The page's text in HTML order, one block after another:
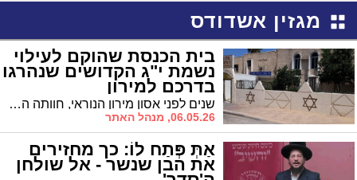
מגזין אשדודס
בית הכנסת שהוקם לעילוי
נשמת י"ג הקדושים שנהרגו
בדרכם למירון
שנים לפני אסון מירון הנוראי, חוותה העיר אשדוד אירוע מחריד הקשור אף הוא לנסיעה למירון: 13 מתושבי העיר נהרגו בדרכם לציון הרשב"י, כאשר לזכרם הוקם בעיר בית הכנסת "י"ג קדושי מירון" ברובע ג' // חוזרים לעבר
06.05.26, מנהל האתר
אַתְּ פְּתַח לוֹ: כך מחזירים
את הבן שנשר - אל שולחן